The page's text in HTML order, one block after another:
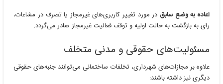
اعاده به وضع سابق در مورد تغییر کاربری‌های غیرمجاز یا تصرف در مشاعات،
رای به بازگشت به حالت اولیه و توقف فعالیت غیرمجاز صادر می‌گردد.
مسئولیت‌های حقوقی و مدنی متخلف
علاوه بر مجازات‌های شهرداری، تخلفات ساختمانی می‌توانند جنبه‌های حقوقی
دیگری نیز داشته باشند: